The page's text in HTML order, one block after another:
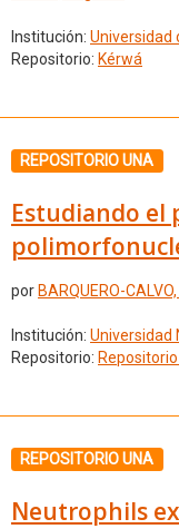
Institución: Universidad
Repositorio: Kérwá
REPOSITORIO UNA
Estudiando el
por BARQUERO-
Institución: Universidad
Repositorio:
REPOSITORIO UNA
Neutrophils